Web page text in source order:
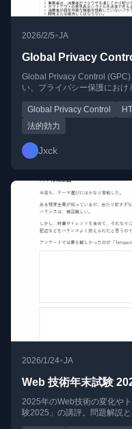
2026/2/5•JA
Global Privacy
Global Privacy Control
い、プライバシー保護におけ
Global Privacy Control
法的効力
Jxck
2026/1/24•JA
Web 技術年末試験
2025年のWeb技術の変化や
験2025」の講評。問題解説と